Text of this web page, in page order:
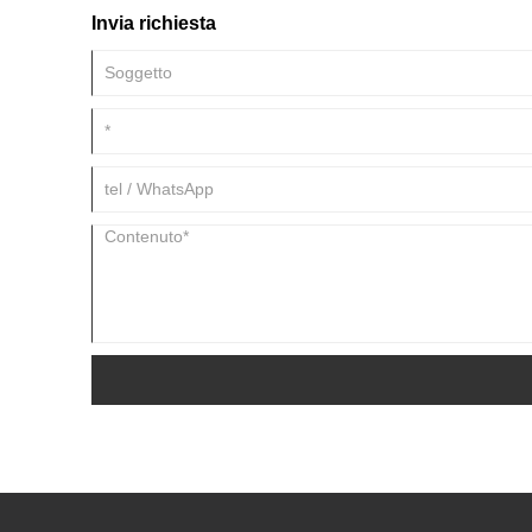
Invia richiesta